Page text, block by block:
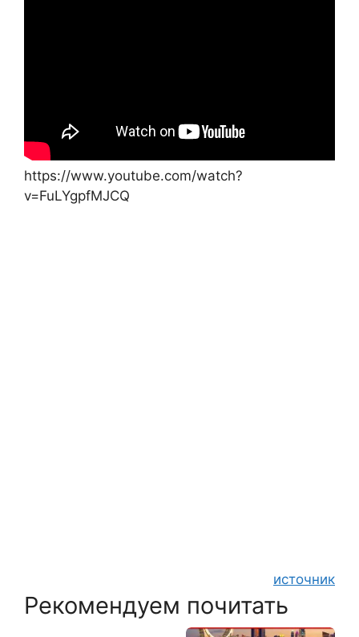
https://www.youtube.com/watch?
v=FuLYgpfMJCQ
источник
Рекомендуем почитать